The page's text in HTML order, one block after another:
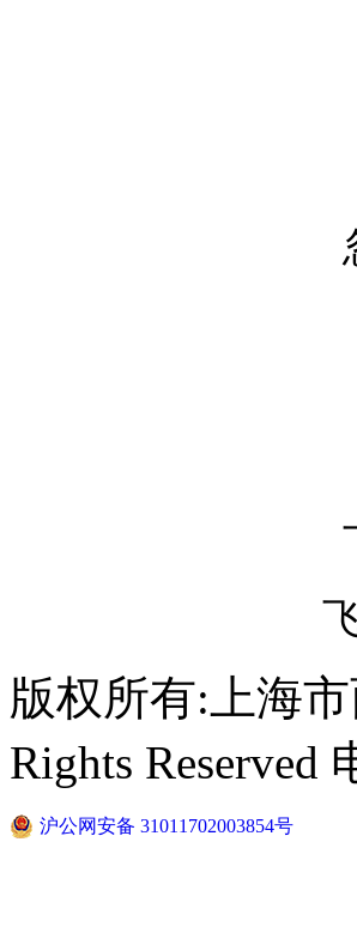
版权所有:上海
Rights Reserved
沪公网安备 31011702003854号